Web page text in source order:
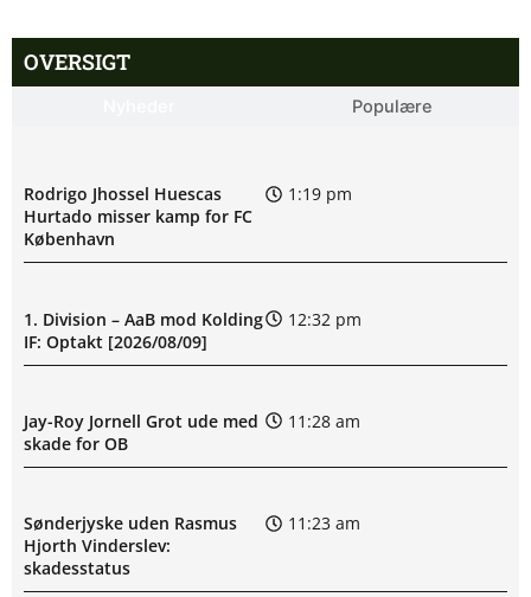
OVERSIGT
Populære
Rodrigo Jhossel Huescas
Hurtado misser kamp for FC
København
1:19 pm
1. Division – AaB mod Kolding
IF: Optakt [2026/08/09]
12:32 pm
Jay-Roy Jornell Grot ude med
skade for OB
11:28 am
Sønderjyske uden Rasmus
Hjorth Vinderslev:
skadesstatus
11:23 am